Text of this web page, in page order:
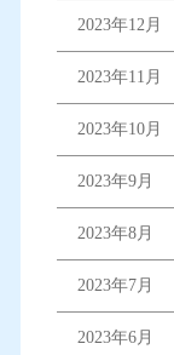
2023年12月
2023年11月
2023年10月
2023年9月
2023年8月
2023年7月
2023年6月